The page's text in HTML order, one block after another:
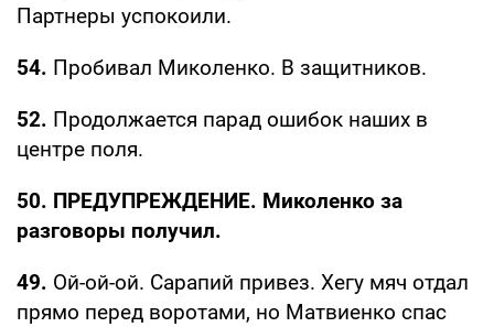
Партнеры успокоили.
54. Пробивал Миколенко. В защитников.
52. Продолжается парад ошибок наших в
центре поля.
50. ПРЕДУПРЕЖДЕНИЕ. Миколенко за
разговоры получил.
49. Ой-ой-ой. Сарапий привез. Хегу мяч отдал
прямо перед воротами, но Матвиенко спас